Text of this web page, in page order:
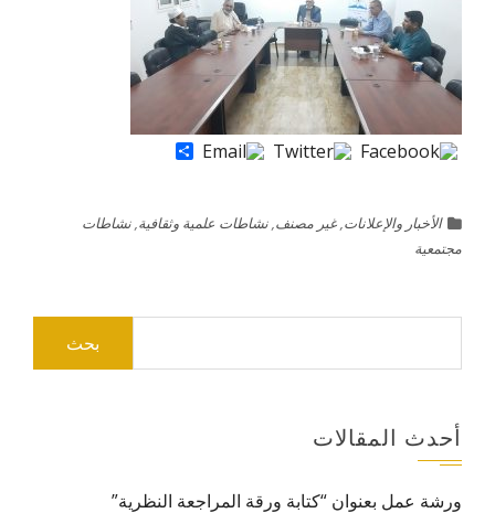
الأخبار والإعلانات,غير مصنف,نشاطات علمية وثقافية,نشاطات
مجتمعية
أحدث المقالات
ورشة عمل بعنوان “كتابة ورقة المراجعة النظرية”